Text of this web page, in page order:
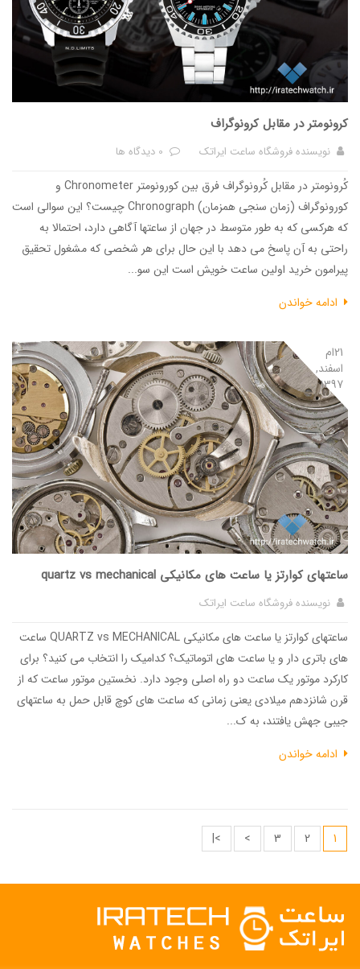
کرونومتر در مقابل کرونوگراف
نویسندهفروشگاه ساعت ایراتک 0 دیدگاه ها
کُرونومتر در مقابل کُرونوگراف فرق بین کورونومتر Chronometer و
کورونوگراف (زمان سنجی همزمان) Chronograph چیست؟ این سوالی است
که هرکسی که به طور متوسط در جهان از ساعتها آگاهی دارد، احتمالا به
راحتی به آن پاسخ می دهد با این حال برای هر شخصی که مشغول تحقیق
پیرامون خرید اولین ساعت خویش است این سو...
ادامه خواندن
21ام
اسفند,
1397
ساعتهای کوارتز یا ساعت های مکانیکی quartz vs mechanical
نویسندهفروشگاه ساعت ایراتک
ساعتهای کوارتز یا ساعت های مکانیکی QUARTZ vs MECHANICAL ساعت
های باتری دار و یا ساعت های اتوماتیک؟ کدامیک را انتخاب می کنید؟ برای
کارکرد موتور یک ساعت دو راه اصلی وجود دارد. نخستین موتور ساعت که از
قرن شانزدهم میلادی یعنی زمانی که ساعت های کوچ قابل حمل به ساعتهای
جیبی جهش یافتند، به ک...
ادامه خواندن
1
2
3
>
>|